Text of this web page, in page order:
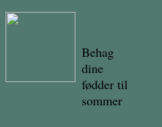
Behag
dine
fødder til
sommer